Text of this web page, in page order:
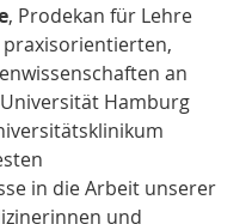
, Prodekan für Lehre
praxisorientierten,
an
Hamburg
in die Arbeit unserer
und